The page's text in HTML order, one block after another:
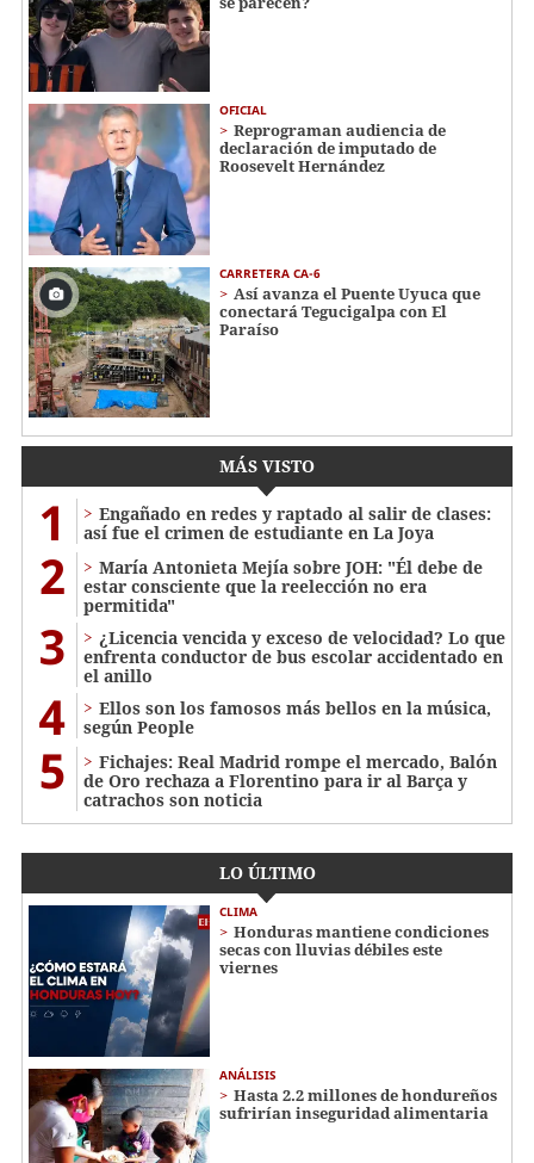
OFICIAL
Reprograman audiencia de
declaración de imputado de
Roosevelt Hernández
CARRETERA CA-6
Así avanza el Puente Uyuca que
conectará Tegucigalpa con El
Paraíso
MÁS VISTO
1
Engañado en redes y raptado al salir de clases:
así fue el crimen de estudiante en La Joya
2
María Antonieta Mejía sobre JOH: "Él debe de
estar consciente que la reelección no era
permitida"
3
¿Licencia vencida y exceso de velocidad? Lo que
enfrenta conductor de bus escolar accidentado en
el anillo
4
Ellos son los famosos más bellos en la música,
según People
5
Fichajes: Real Madrid rompe el mercado, Balón
de Oro rechaza a Florentino para ir al Barça y
catrachos son noticia
LO ÚLTIMO
CLIMA
Honduras mantiene condiciones
secas con lluvias débiles este
viernes
ANÁLISIS
Hasta 2.2 millones de hondureños
sufrirían inseguridad alimentaria